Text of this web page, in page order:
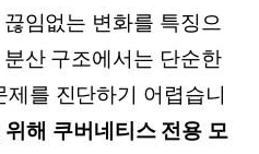
임없는 변화를 특징으
산 구조에서는 단순한
를 진단하기 어렵습니
해 쿠버네티스 전용 모